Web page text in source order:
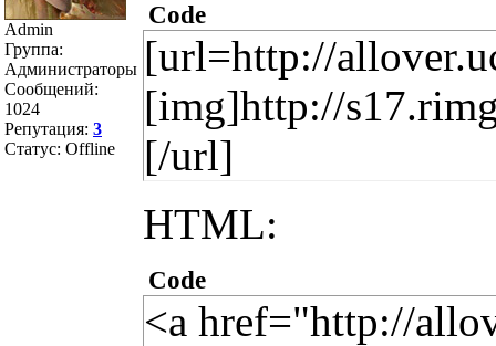
Admin
Группа:
Администраторы
Сообщений:
1024
Репутация: 3
Статус: Offline
Code
[url=http://
[img]http://
[/url]
HTML:
Code
<a href="http://